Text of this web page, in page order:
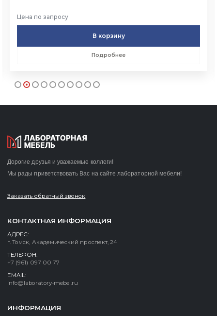
Цена по запросу
В корзину
Подробнее
Дорогие друзья и уважаемые коллеги!
Мы рады приветствовать Вас на сайте лабораторной мебели!
Заказать обратный звонок
КОНТАКТНАЯ ИНФОРМАЦИЯ
АДРЕС:
г. Томск, Академический проспект, 24
ТЕЛЕФОН:
+7 (961) 097 00 77
EMAIL:
info@laboratory-mebel.ru
ИНФОРМАЦИЯ